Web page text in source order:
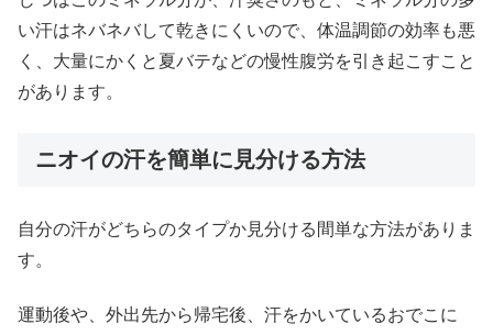
い汗はネバネバして乾きにくいので、体温調節の効率も悪
く、大量にかくと夏バテなどの慢性腹労を引き起こすこと
があります。
ニオイの汗を簡単に見分ける方法
自分の汗がどちらのタイプか見分ける間単な方法がありま
す。
運動後や、外出先から帰宅後、汗をかいているおでこに